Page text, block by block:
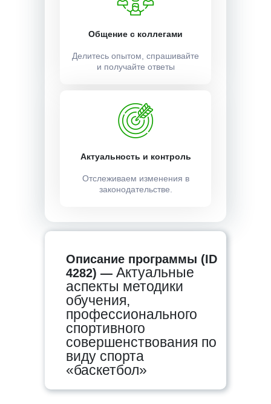
Общение с коллегами
Делитесь опытом, спрашивайте
и получайте ответы
Актуальность и контроль
Отслеживаем изменения в
законодательстве.
Описание программы (ID
4282) — Актуальные
аспекты методики
обучения,
профессионального
спортивного
совершенствования по
виду спорта
«баскетбол»